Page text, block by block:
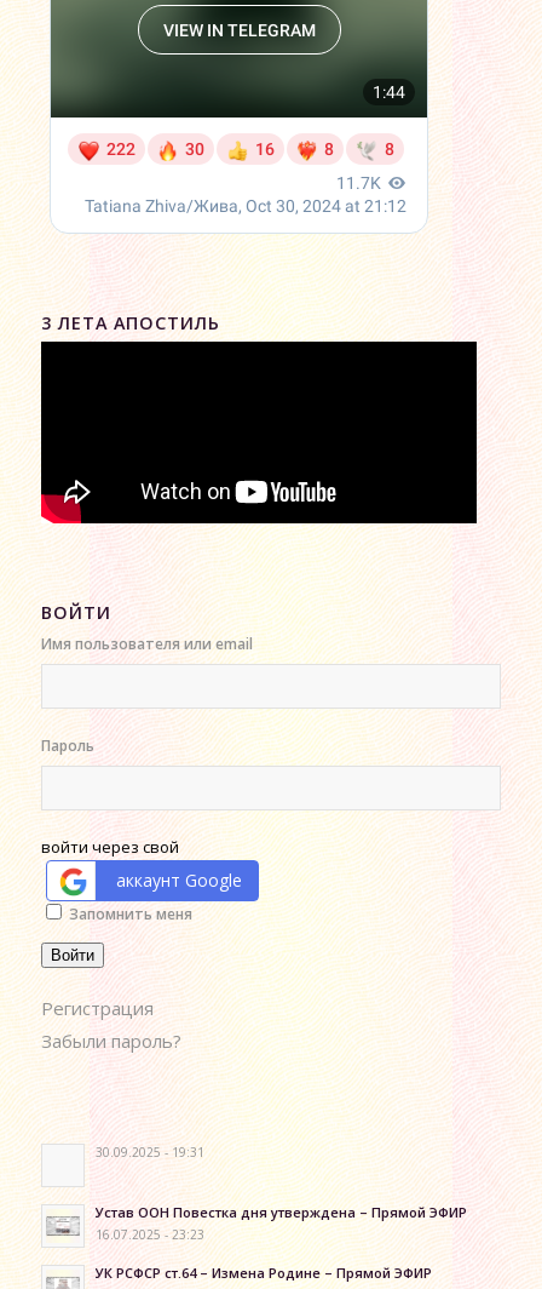
3 ЛЕТА АПОСТИЛЬ
ВОЙТИ
Имя пользователя или email
Пароль
войти через свой
аккаунт Google
Alternative:
Запомнить меня
Войти
Регистрация
Забыли пароль?
30.09.2025 - 19:31
Устав ООН Повестка дня утверждена – Прямой ЭФИР
16.07.2025 - 23:23
УК РСФСР ст.64 – Измена Родине – Прямой ЭФИР